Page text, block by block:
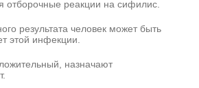
отборочные реакции на сифилис.
результата человек может быть
этой инфекции.
назначают